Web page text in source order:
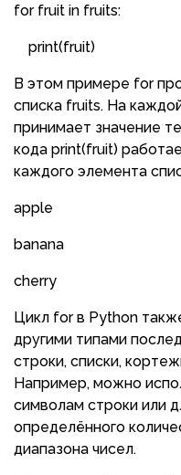
for fruit in fruits:
print(fruit)
В этом примере for
списка fruits. На
принимает значение
кода print(fruit)
каждого элемента
apple
banana
cherry
Цикл for в Python
другими типами
строки, списки,
Например, можно
символам строки или
определённого
диапазона чисел.